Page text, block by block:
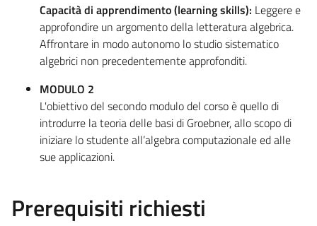
Capacità di apprendimento (learning skills): Leggere e
approfondire un argomento della letteratura algebrica.
Affrontare in modo autonomo lo studio sistematico
algebrici non precedentemente approfonditi.
MODULO 2
L'obiettivo del secondo modulo del corso è quello di
introdurre la teoria delle basi di Groebner, allo scopo di
iniziare lo studente all’algebra computazionale ed alle
sue applicazioni.
Prerequisiti richiesti